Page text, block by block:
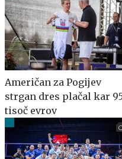
Američan za Pogijev
strgan dres plačal kar
tisoč evrov